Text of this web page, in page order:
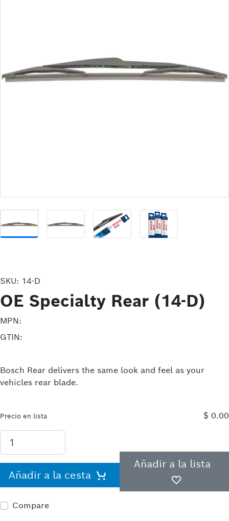
SKU: 14-D
OE Specialty Rear (14-D)
MPN:
GTIN:
Bosch Rear delivers the same look and feel as your
vehicles rear blade.
Precio en lista $ 0.00
Añadir a la cesta
Añadir a la lista
Compare